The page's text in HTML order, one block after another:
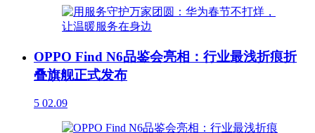
OPPO Find N6品鉴会亮相：行业最浅折痕折
叠旗舰正式发布
5 02.09